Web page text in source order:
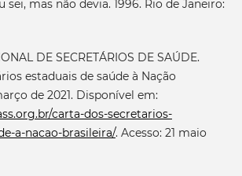
sei, mas não devia. 1996. Rio de Janeiro:
DE SECRETÁRIOS DE SAÚDE.
estaduais de saúde à Nação
de 2021. Disponível em:
carta-dos-secretarios-
a-nacao-brasileira/. Acesso: 21 maio